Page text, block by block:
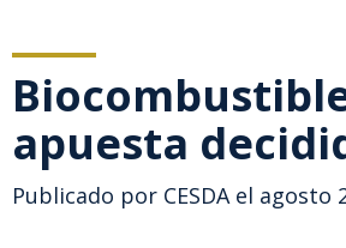
apuesta
Publicado por CESDAel agosto